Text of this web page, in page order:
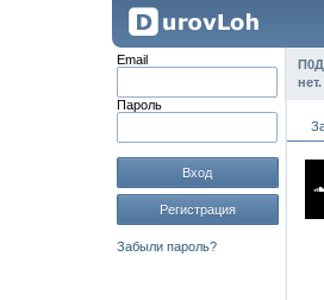
Email
Пароль
Вход
Регистрация
Забыли пароль?
нет.